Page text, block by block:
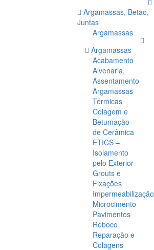
Argamassas, Betão,
Juntas
Argamassas
Argamassas
Acabamento
Alvenaria,
Assentamento
Argamassas
Térmicas
Colagem e
Betumação
de Cerâmica
ETICS –
Isolamento
pelo Exterior
Grouts e
Fixações
Impermeabilização
Microcimento
Pavimentos
Reboco
Reparação e
Colagens